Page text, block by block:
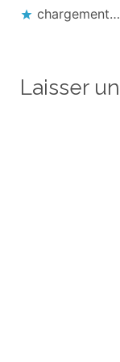
chargement…
Laisser